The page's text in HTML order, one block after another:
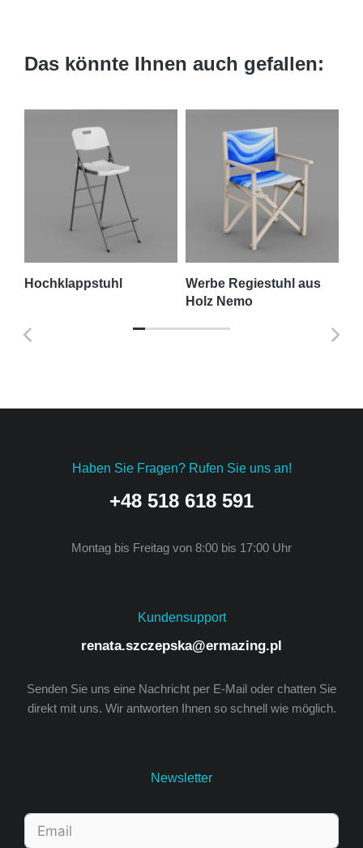
Das könnte Ihnen auch gefallen:
Hochklappstuhl
Werbe Regiestuhl aus
Holz Nemo
Haben Sie Fragen? Rufen Sie uns an!
+48 518 618 591
Montag bis Freitag von 8:00 bis 17:00 Uhr
Kundensupport
renata.szczepska@ermazing.pl
Senden Sie uns eine Nachricht per E-Mail oder chatten Sie
direkt mit uns. Wir antworten Ihnen so schnell wie möglich.
Newsletter